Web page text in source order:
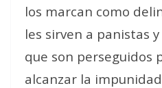
los marcan como
les sirven a panistas
que son perseguidos
alcanzar la